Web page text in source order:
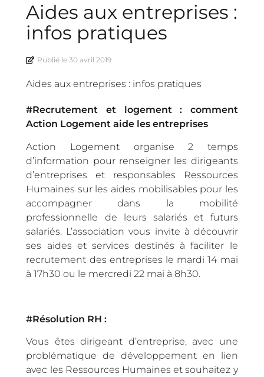
Aides aux entreprises :
infos pratiques
Publié le 30 avril 2019
Aides aux entreprises : infos pratiques
#Recrutement et logement : comment
Action Logement aide les entreprises
Action Logement organise 2 temps
d’information pour renseigner les dirigeants
d’entreprises et responsables Ressources
Humaines sur les aides mobilisables pour les
accompagner dans la mobilité
professionnelle de leurs salariés et futurs
salariés. L’association vous invite à découvrir
ses aides et services destinés à faciliter le
recrutement des entreprises le mardi 14 mai
à 17h30 ou le mercredi 22 mai à 8h30.
#Résolution RH :
Vous êtes dirigeant d’entreprise, avec une
problématique de développement en lien
avec les Ressources Humaines et souhaitez y